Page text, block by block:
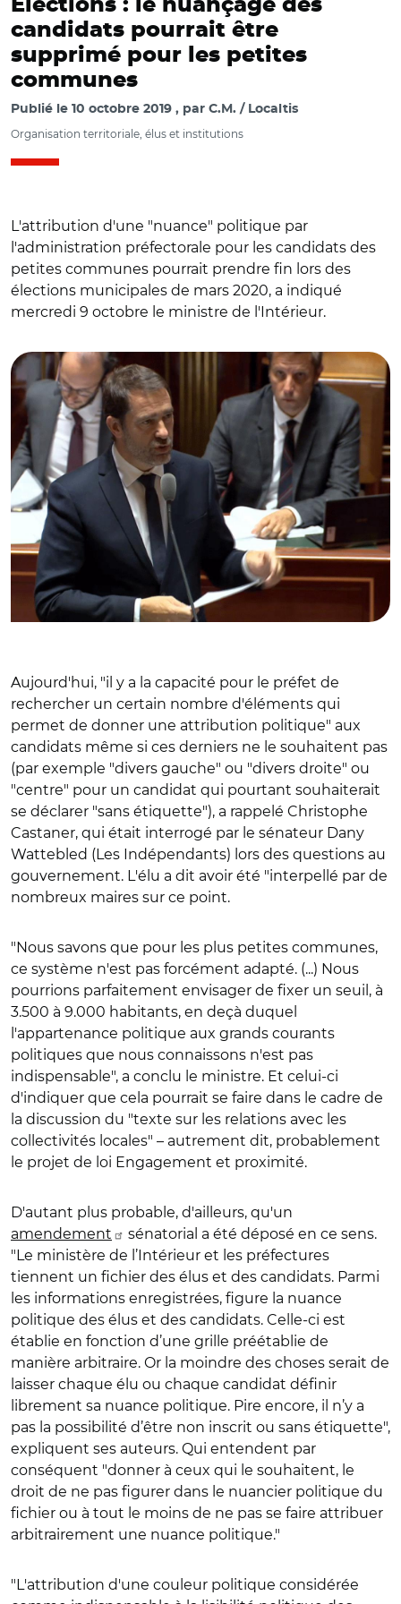
Élections : le nuançage des
candidats pourrait être
supprimé pour les petites
communes
Publié le 10 octobre 2019 par C.M. / Localtis
Organisation territoriale, élus et institutions
L'attribution d'une "nuance" politique par
l'administration préfectorale pour les candidats des
petites communes pourrait prendre fin lors des
élections municipales de mars 2020, a indiqué
mercredi 9 octobre le ministre de l'Intérieur.
Aujourd'hui, "il y a la capacité pour le préfet de
rechercher un certain nombre d'éléments qui
permet de donner une attribution politique" aux
candidats même si ces derniers ne le souhaitent pas
(par exemple "divers gauche" ou "divers droite" ou
"centre" pour un candidat qui pourtant souhaiterait
se déclarer "sans étiquette"), a rappelé Christophe
Castaner, qui était interrogé par le sénateur Dany
Wattebled (Les Indépendants) lors des questions au
gouvernement. L'élu a dit avoir été "interpellé par de
nombreux maires sur ce point.
"Nous savons que pour les plus petites communes,
ce système n'est pas forcément adapté. (...) Nous
pourrions parfaitement envisager de fixer un seuil, à
3.500 à 9.000 habitants, en deçà duquel
l'appartenance politique aux grands courants
politiques que nous connaissons n'est pas
indispensable", a conclu le ministre. Et celui-ci
d'indiquer que cela pourrait se faire dans le cadre de
la discussion du "texte sur les relations avec les
collectivités locales" – autrement dit, probablement
le projet de loi Engagement et proximité.
D'autant plus probable, d'ailleurs, qu'un
amendement
sénatorial a été déposé en ce sens.
"Le ministère de l’Intérieur et les préfectures
tiennent un fichier des élus et des candidats. Parmi
les informations enregistrées, figure la nuance
politique des élus et des candidats. Celle-ci est
établie en fonction d’une grille préétablie de
manière arbitraire. Or la moindre des choses serait de
laisser chaque élu ou chaque candidat définir
librement sa nuance politique. Pire encore, il n’y a
pas la possibilité d’être non inscrit ou sans étiquette",
expliquent ses auteurs. Qui entendent par
conséquent "donner à ceux qui le souhaitent, le
droit de ne pas figurer dans le nuancier politique du
fichier ou à tout le moins de ne pas se faire attribuer
arbitrairement une nuance politique."
"L'attribution d'une couleur politique considérée